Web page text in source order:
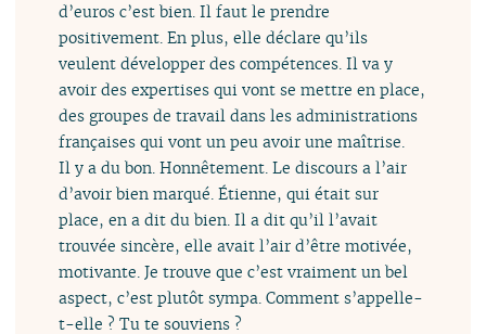
d’euros c’est bien. Il faut le prendre
positivement. En plus, elle déclare qu’ils
veulent développer des compétences. Il va y
avoir des expertises qui vont se mettre en place,
des groupes de travail dans les administrations
françaises qui vont un peu avoir une maîtrise.
Il y a du bon. Honnêtement. Le discours a l’air
d’avoir bien marqué. Étienne, qui était sur
place, en a dit du bien. Il a dit qu’il l’avait
trouvée sincère, elle avait l’air d’être motivée,
motivante. Je trouve que c’est vraiment un bel
aspect, c’est plutôt sympa. Comment s’appelle-
t-elle ? Tu te souviens ?